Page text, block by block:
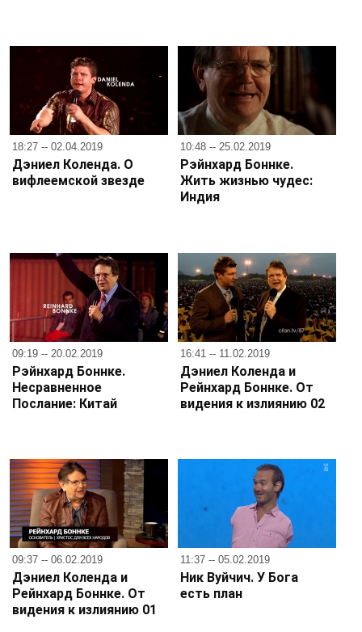
18:27 -- 02.04.2019
Дэниел Коленда. О
вифлеемской звезде
10:48 -- 25.02.2019
Рэйнхард Боннке.
Жить жизнью чудес:
Индия
09:19 -- 20.02.2019
Рэйнхард Боннке.
Несравненное
Послание: Китай
16:41 -- 11.02.2019
Дэниел Коленда и
Рейнхард Боннке. От
видения к излиянию 02
09:37 -- 06.02.2019
Дэниел Коленда и
Рейнхард Боннке. От
видения к излиянию 01
11:37 -- 05.02.2019
Ник Вуйчич. У Бога
есть план